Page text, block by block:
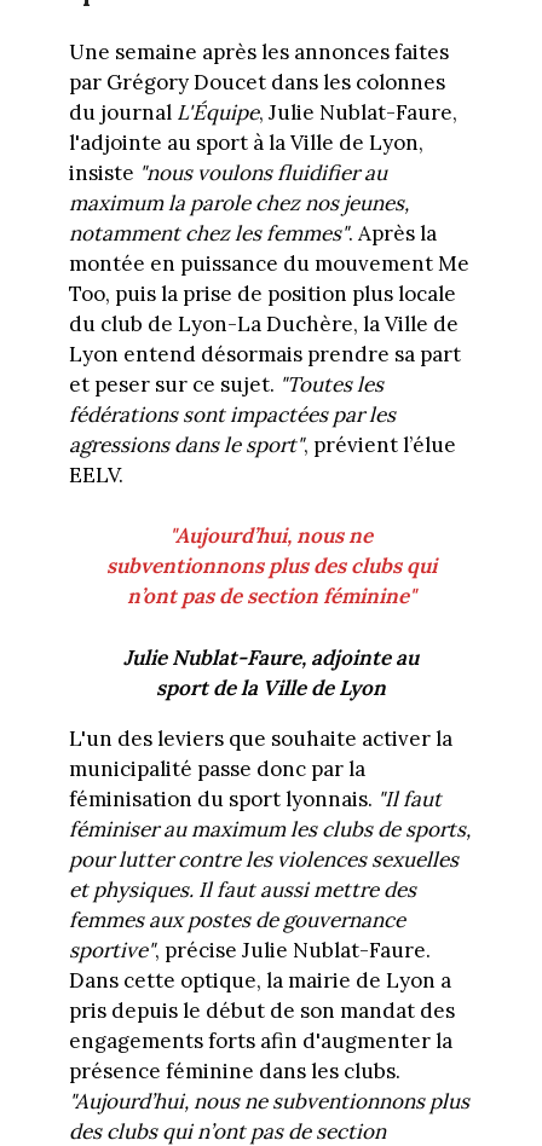
Une semaine après les annonces faites
par Grégory Doucet dans les colonnes
du journal L'Équipe, Julie Nublat-Faure,
l'adjointe au sport à la Ville de Lyon,
insiste "nous voulons fluidifier au
maximum la parole chez nos jeunes,
notamment chez les femmes". Après la
montée en puissance du mouvement Me
Too, puis la prise de position plus locale
du club de Lyon-La Duchère, la Ville de
Lyon entend désormais prendre sa part
et peser sur ce sujet. "Toutes les
fédérations sont impactées par les
agressions dans le sport", prévient l’élue
EELV.
"Aujourd’hui, nous ne
subventionnons plus des clubs qui
n’ont pas de section féminine"
Julie Nublat-Faure, adjointe au
sport de la Ville de Lyon
L'un des leviers que souhaite activer la
municipalité passe donc par la
féminisation du sport lyonnais. "Il faut
féminiser au maximum les clubs de sports,
pour lutter contre les violences sexuelles
et physiques. Il faut aussi mettre des
femmes aux postes de gouvernance
sportive", précise Julie Nublat-Faure.
Dans cette optique, la mairie de Lyon a
pris depuis le début de son mandat des
engagements forts afin d'augmenter la
présence féminine dans les clubs.
"Aujourd’hui, nous ne subventionnons plus
des clubs qui n’ont pas de section